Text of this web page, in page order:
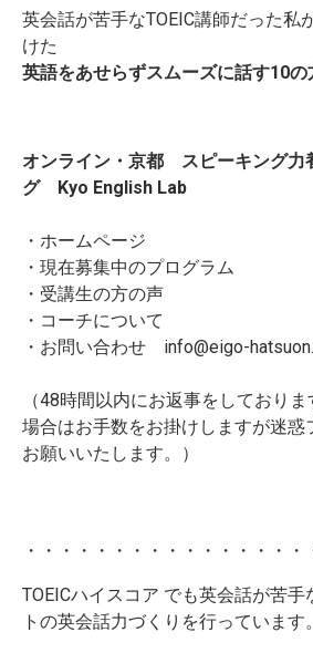
英会話が苦手なTOEIC講師だった私
けた
英語をあせらずスムーズに話す10の
オンライン・京都 スピーキング力
グ Kyo English Lab
・ ホームページ
・ 現在募集中のプログラム
・ 受講生の方の声
・ コーチについて
・お問い合わせ info@eigo-
（48時間以内にお返事をしており
場合はお手数をお掛けしますが迷惑
お願いいたします。）
・・・・・・・・・・・・・・・
TOEICハイスコア でも英会話が苦手
トの英会話力づくりを行っています。